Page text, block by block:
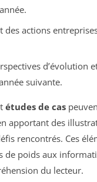
des actions
d’évolution
suivante.
études de cas
apportant des
rencontrés. Ces
de poids aux
du lecteur.